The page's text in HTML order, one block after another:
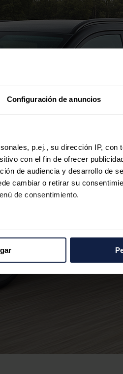
Configuración de anuncios
p.ej., su dirección IP, con
con el fin de ofrecer
de audiencia y desarrollo de
cambiar o retirar su
de consentimiento.
y los anuncios, ofrecer